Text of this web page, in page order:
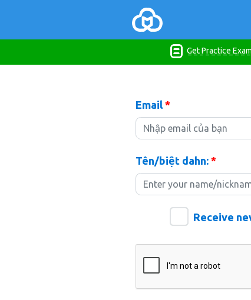
Get Practice Exam
Email*
Tên/biệt dahn:*
Receive